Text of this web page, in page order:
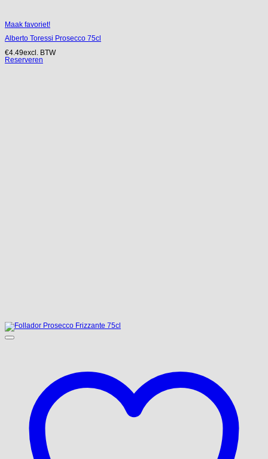
Maak favoriet!
Alberto Toressi Prosecco 75cl
€4.49excl. BTW
Reserveren